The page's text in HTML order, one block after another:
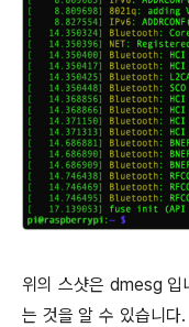
위의 스샷은 dmesg
는 것을 알 수 있습니